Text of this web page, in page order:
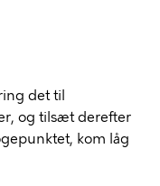
det til
og tilsæt derefter
kom låg